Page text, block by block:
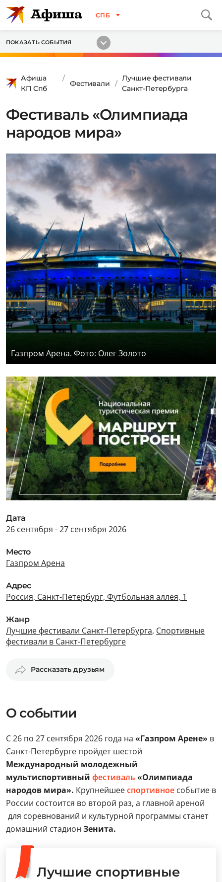
СПБ
ПОКАЗАТЬ СОБЫТИЯ
Афиша
КП Спб
Фестивали
Лучшие фестивали
Санкт-Петербурга
Фестиваль «Олимпиада
народов мира»
Газпром Арена. Фото: Олег Золото
Дата
26 сентября - 27 сентября 2026
Место
Газпром Арена
Адрес
Россия, Санкт-Петербург, Футбольная аллея, 1
Жанр
Лучшие фестивали Санкт-Петербурга, Спортивные
фестивали в Санкт-Петербурге
Рассказать друзьям
О событии
С 26 по 27 сентября 2026 года на «Газпром Арене» в
Санкт-Петербурге пройдет шестой
Международный молодежный
мультиспортивный фестиваль «Олимпиада
народов мира». Крупнейшееспортивное событие в
России состоится во второй раз, а главной ареной
для соревнований и культурной программы станет
домашний стадион Зенита.
Лучшие спортивные